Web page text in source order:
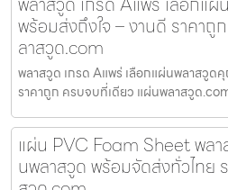
พร้อมส่งถึงใจ – งานดี ราคา
ลาสวูด.com
พลาสวูด เกรด Aแพร่ เลือกแผ่นพลาสวูด
ราคาถูก ครบจบที่เดียว แผ่นพลาสวูด
แผ่น PVC Foam Sheet พลา
นพลาสวูด พร้อมจัดส่งทั่วไทย